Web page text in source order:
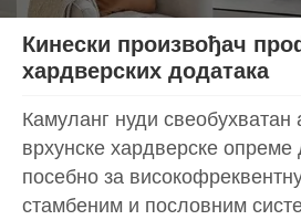
Кинески произвођач
хардверских додатака
Камуланг нуди свеобухватан
врхунске хардверске опреме
посебно за
стамбеним и пословним